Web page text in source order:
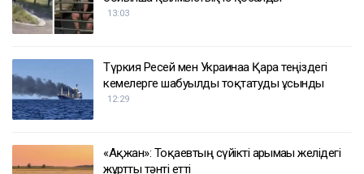
13:03
Түркия Ресей мен Украинаға Қара теңіздегі
кемелерге шабуылды тоқтатуды ұсынды
12:29
«Ақжан»: Тоқаевтың сүйікті арғымағы желідегі
жұртты тәнті етті